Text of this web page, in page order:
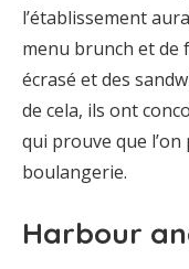
l’établissement
menu brunch et de
écrasé et des
de cela, ils ont
qui prouve que
boulangerie.
Harbour